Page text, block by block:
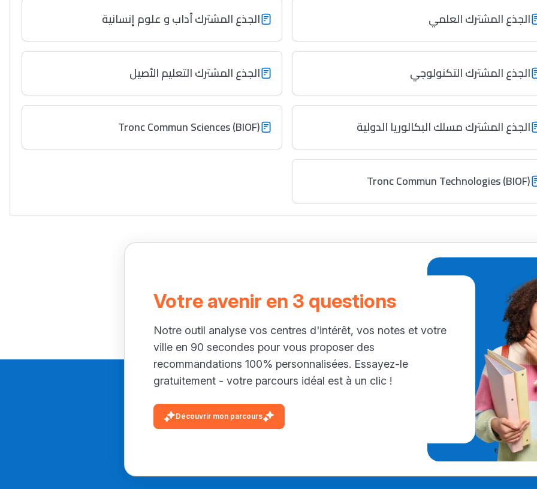
الجذع المشترك العلمي الجذع المشترك ٱداب و علوم إنسانية
الجذع المشترك التكنولوجي الجذع المشترك التعليم الأصيل
الجذع المشترك مسلك البكالوريا الدولية Tronc Commun Sciences (BIOF)
Tronc Commun Technologies (BIOF)
Votre avenir en 3 questions
Notre outil analyse vos centres d'intérêt, vos notes et votre
ville en 90 secondes pour vous proposer des
recommandations 100% personnalisées. Essayez-le
gratuitement - votre parcours idéal est à un clic !
Découvrir mon parcours